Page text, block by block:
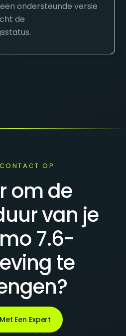
ondersteunde versie
de
OP
om de
van je
7.6-
te
Een Expert